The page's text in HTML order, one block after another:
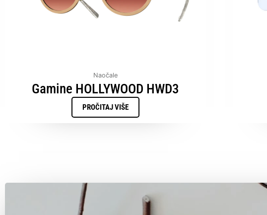
Naočale
Gamine HOLLYWOOD HWD3
PROČITAJ VIŠE